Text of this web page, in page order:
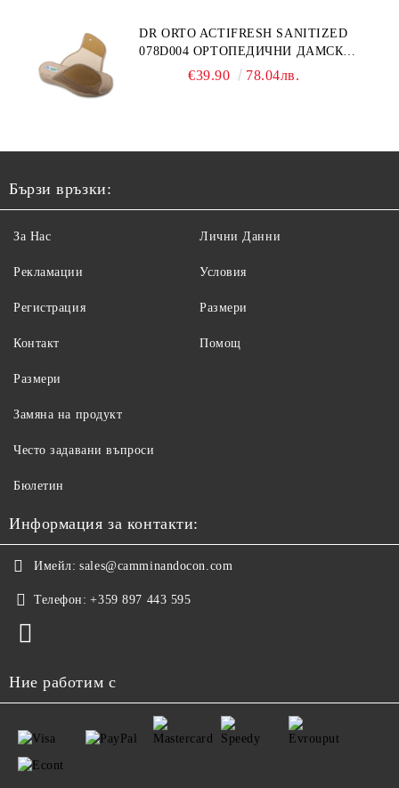
DR ORTO ACTIFRESH SANITIZED
078D004 ОРТОПЕДИЧНИ ДАМСКИ
ЧЕХЛИ ЗА МНОГО ОТЕКЪЛ КРАК,
€39.90 78.04лв.
Бързи връзки:
За Нас
Рекламации
Регистрация
Контакт
Лични Данни
Условия
Размери
Помощ
Размери
Замяна на продукт
Често задавани въпроси
Бюлетин
Информация за контакти:
Имейл: sales@camminandocon.com
Телефон: +359 897 443 595
Ние работим с